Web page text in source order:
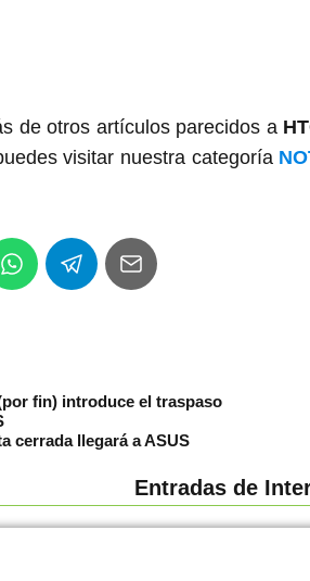
de otros artículos parecidos a
visitar nuestra categoría
fin) introduce el traspaso
cerrada llegará a ASUS
Entradas de